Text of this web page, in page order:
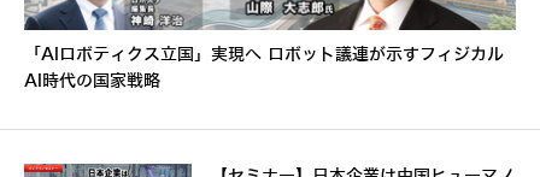
「AIロボティクス立国」実現へ ロボット議連が示すフィジカル
AI時代の国家戦略